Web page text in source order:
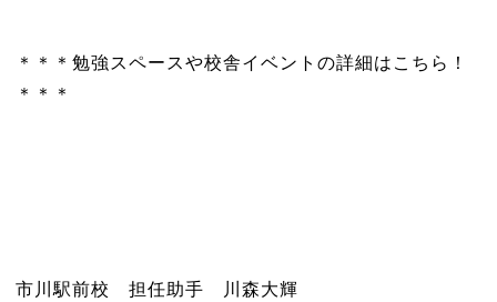
＊＊＊勉強スペースや校舎イベントの詳細はこちら！
＊＊＊
市川駅前校 担任助手 川森大輝